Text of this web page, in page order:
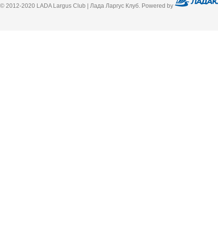
© 2012-2020 LADA Largus Club | Лада Ларгус Клуб. Powered by